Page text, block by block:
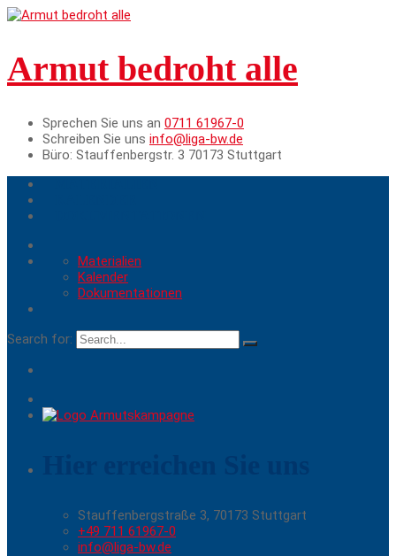
Armut bedroht alle
Sprechen Sie uns an 0711 61967-0
Schreiben Sie uns info@liga-bw.de
Büro: Stauffenbergstr. 3 70173 Stuttgart
Materialien
Kalender
Dokumentationen
Search for:
Stauffenbergstraße 3, 70173 Stuttgart
+49 711 61967-0
info@liga-bw.de